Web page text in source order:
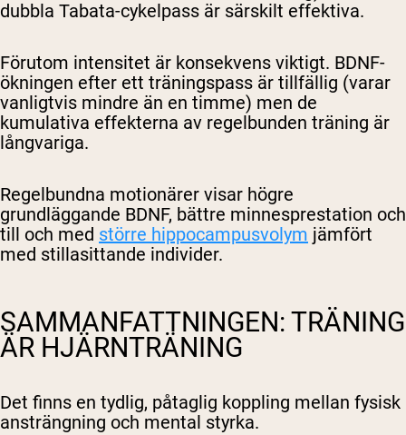
dubbla Tabata-cykelpass är särskilt effektiva.
Förutom intensitet är konsekvens viktigt. BDNF-
ökningen efter ett träningspass är tillfällig (varar
vanligtvis mindre än en timme) men de
kumulativa effekterna av regelbunden träning är
långvariga.
Regelbundna motionärer visar högre
grundläggande BDNF, bättre minnesprestation och
till och med större hippocampusvolym jämfört
med stillasittande individer.
SAMMANFATTNINGEN: TRÄNING
ÄR HJÄRNTRÄNING
Det finns en tydlig, påtaglig koppling mellan fysisk
ansträngning och mental styrka.